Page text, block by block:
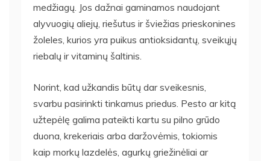
medžiagų. Jos dažnai gaminamos naudojant
alyvuogių aliejų, riešutus ir šviežias prieskonines
žoleles, kurios yra puikus antioksidantų, sveikųjų
riebalų ir vitaminų šaltinis.
Norint, kad užkandis būtų dar sveikesnis,
svarbu pasirinkti tinkamus priedus. Pesto ar kitą
užtepėlę galima pateikti kartu su pilno grūdo
duona, krekeriais arba daržovėmis, tokiomis
kaip morkų lazdelės, agurkų griežinėliai ar